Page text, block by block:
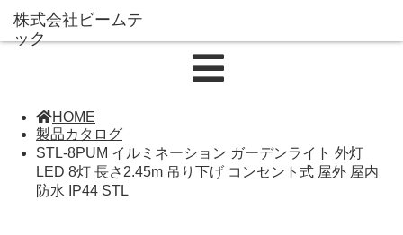
HOME
製品カタログ
STL-8PUM イルミネーション ガーデンライト 外灯
LED 8灯 長さ2.45m 吊り下げ コンセント式 屋外 屋内
防水 IP44 STL